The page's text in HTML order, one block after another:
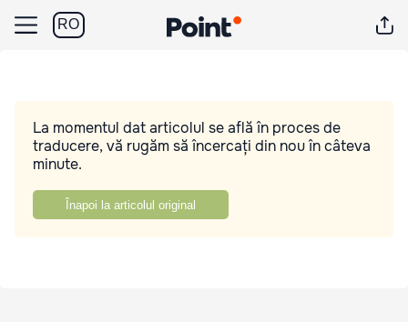
RO
La momentul dat articolul se află în proces de
traducere, vă rugăm să încercați din nou în câteva
minute.
Înapoi la articolul original